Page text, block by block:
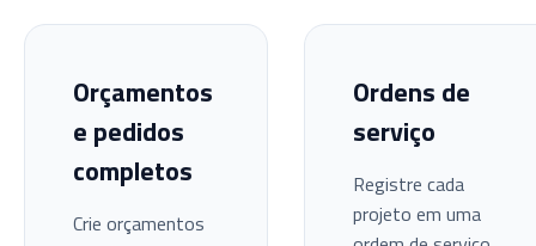
Orçamentos
e pedidos
completos
Crie orçamentos
Ordens de
serviço
Registre cada
projeto em uma